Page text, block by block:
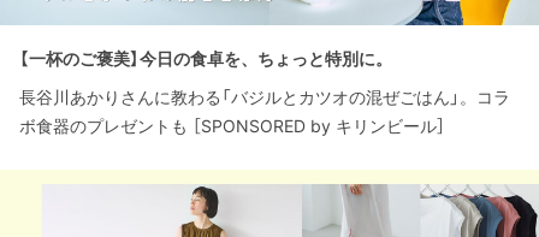
【一杯のご褒美】今日の食卓を、ちょっと特別に。
長谷川あかりさんに教わる「バジルとカツオの混ぜごはん」。コラ
ボ食器のプレゼントも ［SPONSORED by キリンビール］